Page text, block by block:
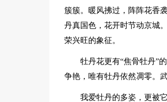
簇簇。暖风拂过，阵阵花香
丹真国色，花开时节动京城
荣兴旺的象征。
牡丹花更有“焦骨牡丹”
争艳，唯有牡丹依然凋零。
我爱牡丹的多姿，更被